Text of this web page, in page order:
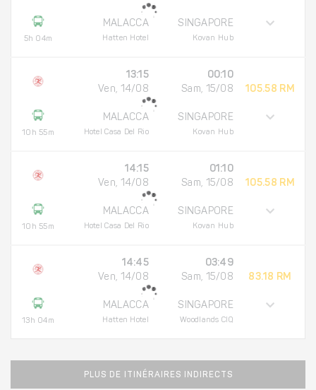
5h 04m
MALACCA
Hatten Hotel
SINGAPORE
Kovan Hub
10h 55m
13:15
Ven, 14/08
MALACCA
Hotel Casa Del Rio
00:10
Sam, 15/08
SINGAPORE
Kovan Hub
105.58 RM
10h 55m
14:15
Ven, 14/08
MALACCA
Hotel Casa Del Rio
01:10
Sam, 15/08
SINGAPORE
Kovan Hub
105.58 RM
13h 04m
14:45
Ven, 14/08
MALACCA
Hatten Hotel
03:49
Sam, 15/08
SINGAPORE
Woodlands CIQ
83.18 RM
PLUS DE ITINÉRAIRES INDIRECTS